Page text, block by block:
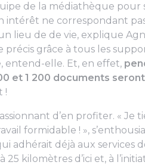
de la médiathèque pour
intérêt ne correspondant
lieu de de vie, explique
grâce à tous les
entend-elle. Et, en effet,
et 1 200 documents
!
d’en profiter. « Je
formidable ! »,
adhérait déjà aux services
25 kilomètres d’ici et, à